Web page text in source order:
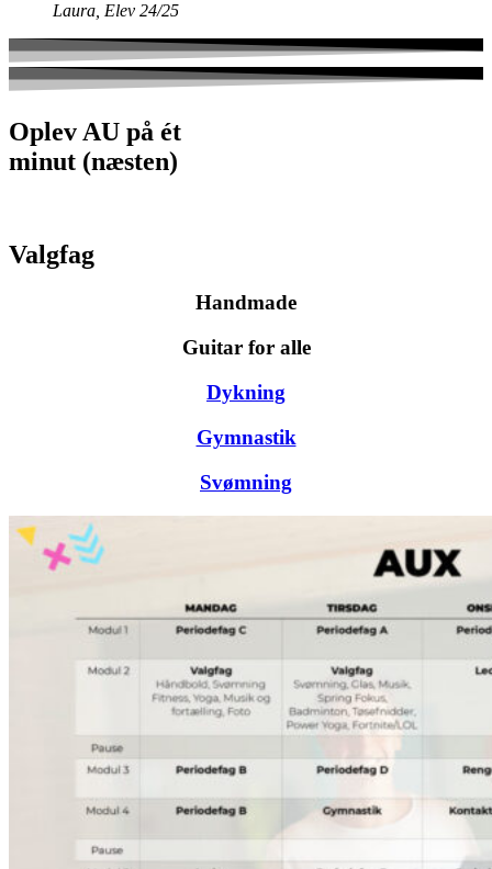
Laura, Elev 24/25
Oplev AU på ét
minut (næsten)
Valgfag
Handmade
Guitar for alle
Dykning
Gymnastik
Svømning